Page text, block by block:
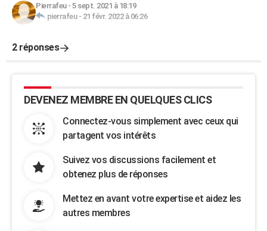
Pierrafeu- 5 sept. 2021 à 18:19
pierrafeu- 21 févr. 2022 à 06:26
2 réponses
DEVENEZ MEMBRE EN QUELQUES CLICS
Connectez-vous simplement avec ceux qui
partagent vos intérêts
Suivez vos discussions facilement et
obtenez plus de réponses
Mettez en avant votre expertise et aidez les
autres membres